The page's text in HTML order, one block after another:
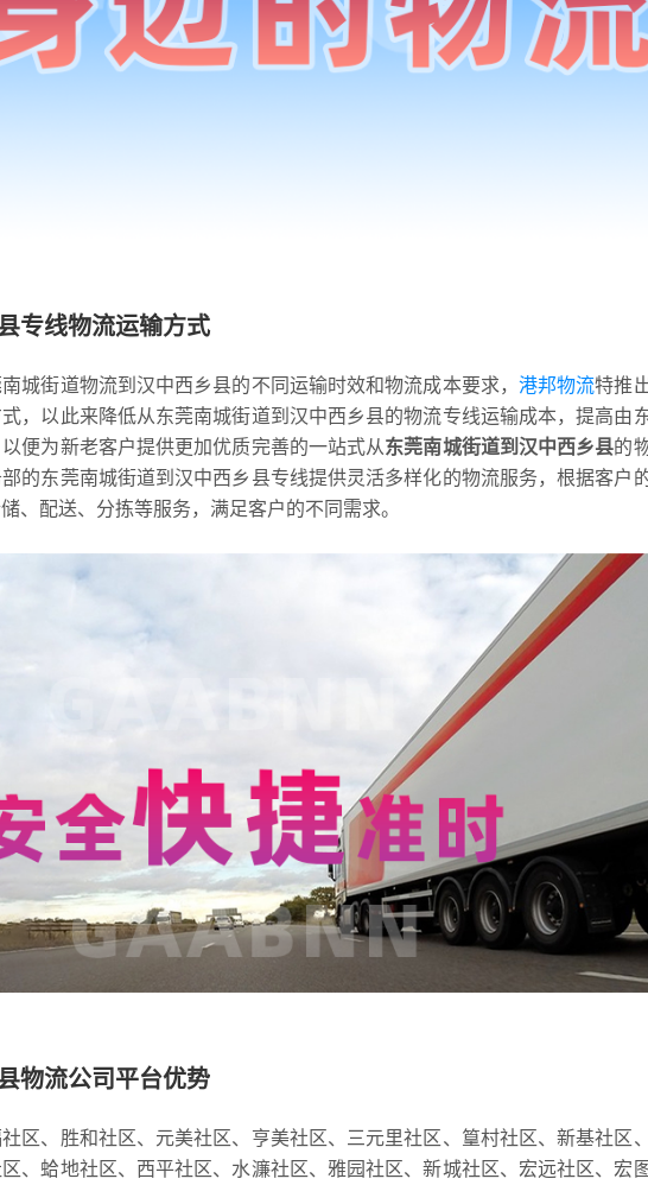
专线物流运输方式
城街道物流到汉中西乡县的不同运输时效和物流成本要求， 港邦物流特推
，以此来降低从东莞南城街道到汉中西乡县的物流专线运输成本，提高由
便为新老客户提供更加优质完善的一站式从东莞南城街道到汉中西乡县的
的东莞南城街道到汉中西乡县专线提供灵活多样化的物流服务，根据客户
、配送、分拣等服务，满足客户的不同需求。
物流公司平台优势
区、胜和社区、元美社区、亨美社区、三元里社区、篁村社区、新基社区
、蛤地社区、西平社区、水濂社区、雅园社区、新城社区、宏远社区、宏